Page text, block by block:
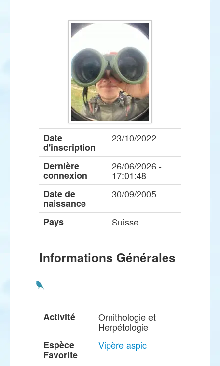
Date
d'inscription
23/10/2022
Dernière
connexion
26/06/2026 -
17:01:48
Date de
naissance
30/09/2005
Pays Suisse
Informations Générales
Activité Ornithologie et
Herpétologie
Espèce
Favorite
Vipère aspic